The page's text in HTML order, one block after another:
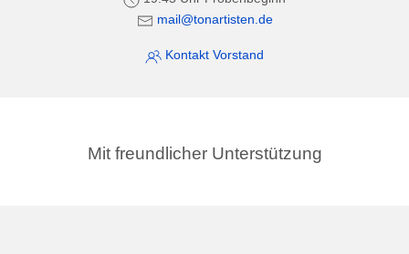
mail@tonartisten.de
Kontakt Vorstand
Mit freundlicher Unterstützung